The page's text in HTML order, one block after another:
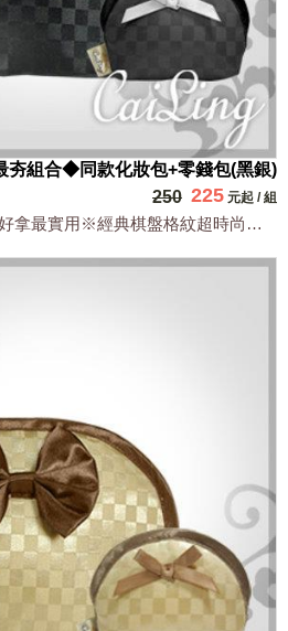
夯組合◆同款化妝包+零錢包(黑銀)
250 225 元起 /組
※防水輕便好拿最實用※經典棋盤格紋超時尚※明星商品萬用多功能